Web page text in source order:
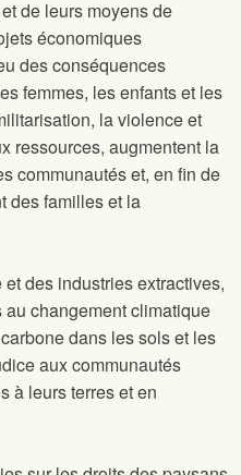
de leurs moyens de
économiques
des conséquences
femmes, les enfants et les
la violence et
ressources, augmentent la
communautés et, en fin de
des familles et la
et des industries extractives,
changement climatique
dans les sols et les
aux communautés
à leurs terres et en